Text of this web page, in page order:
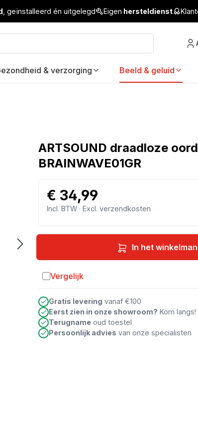
, geïnstalleerd én uitgelegd Eigen hersteldienst
& verzorging Beeld & geluid
ARTSOUND draadloze
BRAINWAVE01GR
€ 34,99
Incl. BTW · Excl. verzendkosten
In het
Vergelijk
Toevoegen aan vergelijking
Gratis levering vanaf €100
Eerst zien in onze showroom? Kom langs!
Terugname oud toestel
Persoonlijk advies van onze specialisten